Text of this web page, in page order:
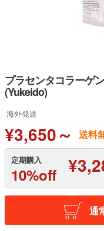
プラセンタコラーゲ
(Yukeido)
海外発送
¥3,650～ 送料
定期購入
10%off
通